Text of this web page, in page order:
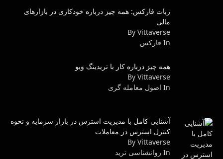
ربات فارکس: همه چیز درباره خودکاری در بازارهای
مالی
By Vittaverse
In فاركس
همه چیز درباره کار با تریدینگ ویو
By Vittaverse
In اصول معامله گرى
آشنایی کامل با مدیریت استرس در بازار سرمایه و نحوه
کنترل استرس در معاملات
By Vittaverse
In روانشناسى ترید